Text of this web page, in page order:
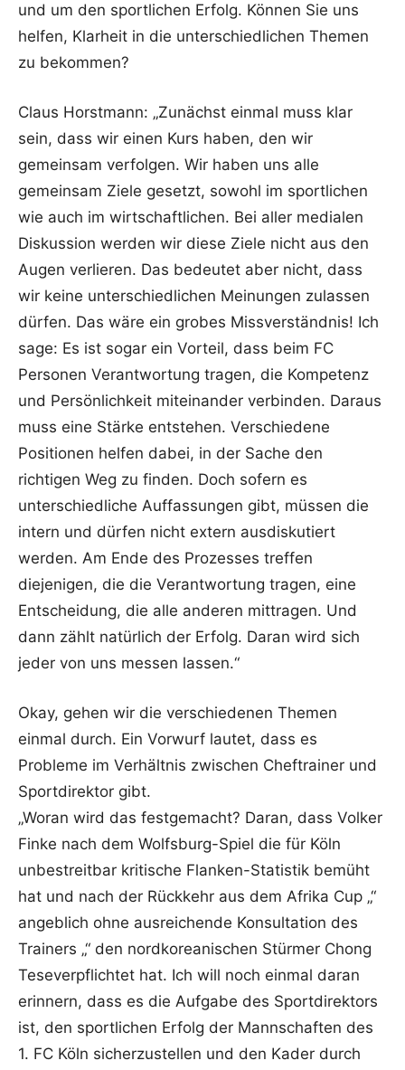
und um den sportlichen Erfolg. Können Sie uns
helfen, Klarheit in die unterschiedlichen Themen
zu bekommen?
Claus Horstmann: „Zunächst einmal muss klar
sein, dass wir einen Kurs haben, den wir
gemeinsam verfolgen. Wir haben uns alle
gemeinsam Ziele gesetzt, sowohl im sportlichen
wie auch im wirtschaftlichen. Bei aller medialen
Diskussion werden wir diese Ziele nicht aus den
Augen verlieren. Das bedeutet aber nicht, dass
wir keine unterschiedlichen Meinungen zulassen
dürfen. Das wäre ein grobes Missverständnis! Ich
sage: Es ist sogar ein Vorteil, dass beim FC
Personen Verantwortung tragen, die Kompetenz
und Persönlichkeit miteinander verbinden. Daraus
muss eine Stärke entstehen. Verschiedene
Positionen helfen dabei, in der Sache den
richtigen Weg zu finden. Doch sofern es
unterschiedliche Auffassungen gibt, müssen die
intern und dürfen nicht extern ausdiskutiert
werden. Am Ende des Prozesses treffen
diejenigen, die die Verantwortung tragen, eine
Entscheidung, die alle anderen mittragen. Und
dann zählt natürlich der Erfolg. Daran wird sich
jeder von uns messen lassen.“
Okay, gehen wir die verschiedenen Themen
einmal durch. Ein Vorwurf lautet, dass es
Probleme im Verhältnis zwischen Cheftrainer und
Sportdirektor gibt.
„Woran wird das festgemacht? Daran, dass Volker
Finke nach dem Wolfsburg-Spiel die für Köln
unbestreitbar kritische Flanken-Statistik bemüht
hat und nach der Rückkehr aus dem Afrika Cup „“
angeblich ohne ausreichende Konsultation des
Trainers „“ den nordkoreanischen Stürmer Chong
Teseverpflichtet hat. Ich will noch einmal daran
erinnern, dass es die Aufgabe des Sportdirektors
ist, den sportlichen Erfolg der Mannschaften des
1. FC Köln sicherzustellen und den Kader durch